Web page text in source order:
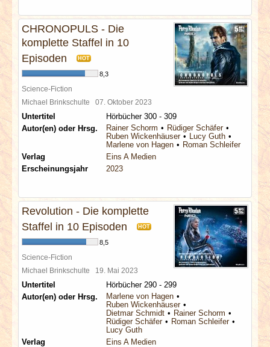
CHRONOPULS - Die
komplette Staffel in 10
Episoden
HOT
8,3
Science-Fiction
Michael Brinkschulte 07. Oktober 2023
Untertitel
Hörbücher 300 - 309
Autor(en) oder Hrsg.
Rainer Schorm
Rüdiger Schäfer
Ruben Wickenhäuser
Lucy Guth
Marlene von Hagen
Roman Schleifer
Verlag
Eins A Medien
Erscheinungsjahr
2023
Revolution - Die komplette
Staffel in 10 Episoden
HOT
8,5
Science-Fiction
Michael Brinkschulte 19. Mai 2023
Untertitel
Hörbücher 290 - 299
Autor(en) oder Hrsg.
Marlene von Hagen
Ruben Wickenhäuser
Dietmar Schmidt
Rainer Schorm
Rüdiger Schäfer
Roman Schleifer
Lucy Guth
Verlag
Eins A Medien